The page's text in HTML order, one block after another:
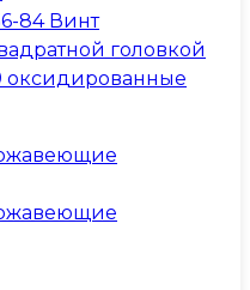
84 Винт
головкой
оксидированные